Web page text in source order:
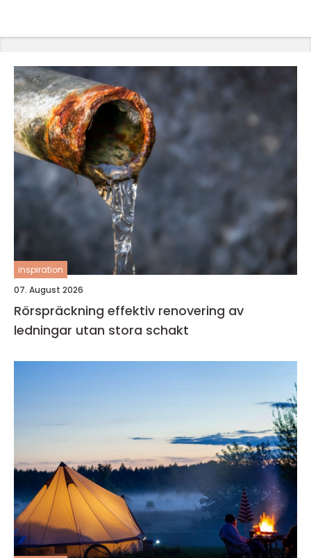
inspiration
07. August 2026
Rörspräckning effektiv renovering av
ledningar utan stora schakt